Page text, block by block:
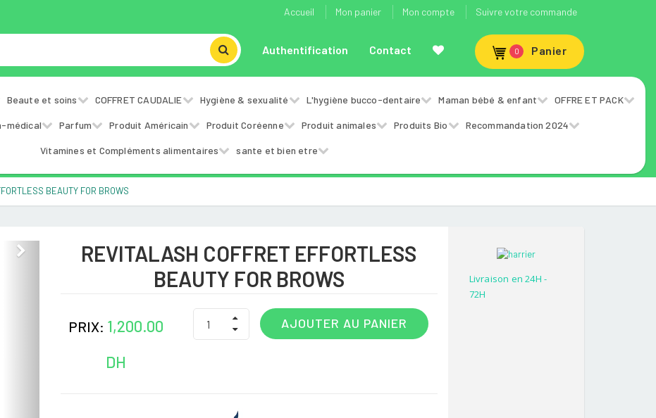
Accueil Mon panier Mon compte Suivre votre commande
Authentification Contact 0 Panier
Beaute et soins COFFRET CAUDALIE Hygiène & sexualité L'hygiène bucco-dentaire Maman bébé & enfant OFFRE ET PACK
médical Parfum Produit Américain Produit Coréenne Produit animales Produits Bio Recommandation 2024
Vitamines et Compléments alimentaires sante et bien etre
BEAUTY FOR BROWS
REVITALASH COFFRET EFFORTLESS
BEAUTY FOR BROWS
PRIX: 1,200.00
DH
AJOUTER AU PANIER
Livraison en 24H -
72H